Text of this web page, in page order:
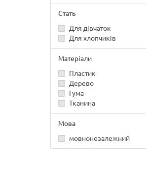
Стать
Для дівчаток
Для хлопчиків
Матеріали
Пластик
Дерево
Гума
Тканина
Мова
мовнонезалежний